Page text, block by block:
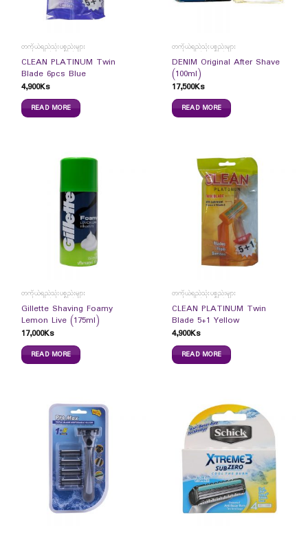
တကိုယ်ရည်သုံးပစ္စည်းများ
CLEAN PLATINUM Twin
Blade 6pcs Blue
4,900Ks
READ MORE
တကိုယ်ရည်သုံးပစ္စည်းများ
DENIM Original After Shave
(100ml)
17,500Ks
READ MORE
တကိုယ်ရည်သုံးပစ္စည်းများ
Gillette Shaving Foamy
Lemon Live (175ml)
17,000Ks
READ MORE
တကိုယ်ရည်သုံးပစ္စည်းများ
CLEAN PLATINUM Twin
Blade 5+1 Yellow
4,900Ks
READ MORE